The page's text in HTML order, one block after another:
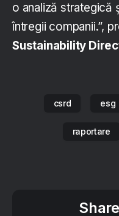
o analiză strategică
întregii companii.”,
Sustainability
csrd esg
raportare